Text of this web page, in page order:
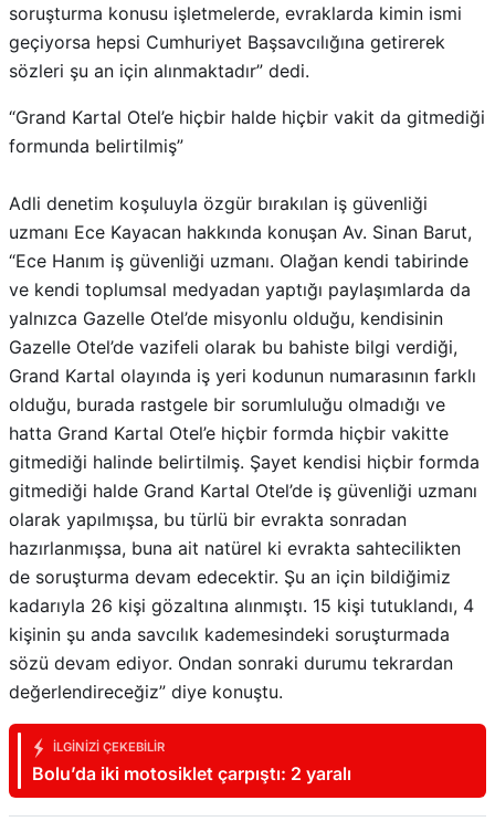
soruşturma konusu işletmelerde, evraklarda kimin ismi
geçiyorsa hepsi Cumhuriyet Başsavcılığına getirerek
sözleri şu an için alınmaktadır” dedi.
“Grand Kartal Otel’e hiçbir halde hiçbir vakit da gitmediği
formunda belirtilmiş”
Adli denetim koşuluyla özgür bırakılan iş güvenliği
uzmanı Ece Kayacan hakkında konuşan Av. Sinan Barut,
“Ece Hanım iş güvenliği uzmanı. Olağan kendi tabirinde
ve kendi toplumsal medyadan yaptığı paylaşımlarda da
yalnızca Gazelle Otel’de misyonlu olduğu, kendisinin
Gazelle Otel’de vazifeli olarak bu bahiste bilgi verdiği,
Grand Kartal olayında iş yeri kodunun numarasının farklı
olduğu, burada rastgele bir sorumluluğu olmadığı ve
hatta Grand Kartal Otel’e hiçbir formda hiçbir vakitte
gitmediği halinde belirtilmiş. Şayet kendisi hiçbir formda
gitmediği halde Grand Kartal Otel’de iş güvenliği uzmanı
olarak yapılmışsa, bu türlü bir evrakta sonradan
hazırlanmışsa, buna ait natürel ki evrakta sahtecilikten
de soruşturma devam edecektir. Şu an için bildiğimiz
kadarıyla 26 kişi gözaltına alınmıştı. 15 kişi tutuklandı, 4
kişinin şu anda savcılık kademesindeki soruşturmada
sözü devam ediyor. Ondan sonraki durumu tekrardan
değerlendireceğiz” diye konuştu.
İLGINIZI ÇEKEBILIR
Bolu’da iki motosiklet çarpıştı: 2 yaralı